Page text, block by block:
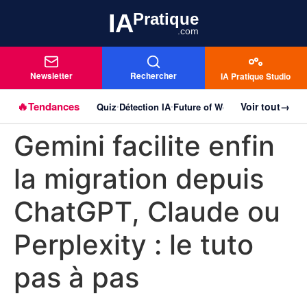
IAPratique
.com
Newsletter Rechercher IA Pratique Studio
🔥Tendances Quiz•Détection IA•Future of Work Agentique•
Voir tout→
Aller au
principal
Gemini facilite enfin
la migration depuis
ChatGPT, Claude ou
Perplexity : le tuto
pas à pas